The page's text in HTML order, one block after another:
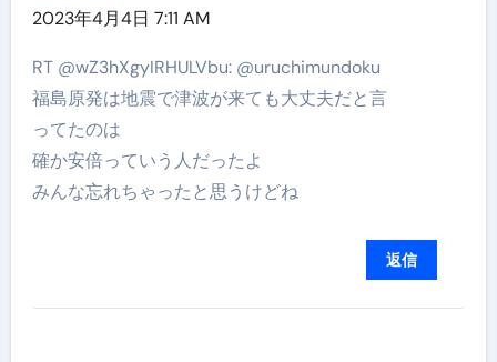
2023年4月4日 7:11 AM
RT @wZ3hXgyIRHULVbu: @uruchimundoku
福島原発は地震で津波が来ても大丈夫だと言
ってたのは
確か安倍っていう人だったよ
みんな忘れちゃったと思うけどね
返信